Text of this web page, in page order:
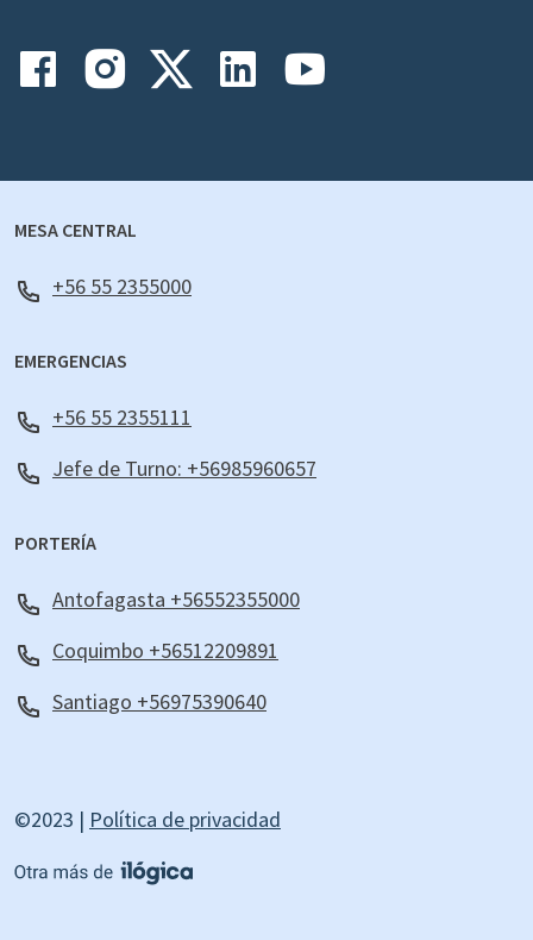
MESA CENTRAL
+56 55 2355000
EMERGENCIAS
+56 55 2355111
Jefe de Turno: +56985960657
PORTERÍA
Antofagasta +56552355000
Coquimbo +56512209891
Santiago +56975390640
©2023 | Política de privacidad